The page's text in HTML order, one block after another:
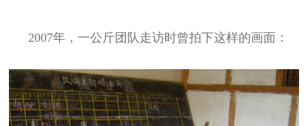
2007年，一公斤团队走访时曾拍下这样的画面：